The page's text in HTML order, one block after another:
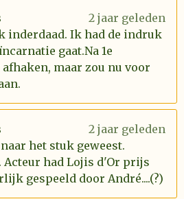
2 jaar geleden
inderdaad. Ik had de indruk
gaat.Na 1e
maar zou nu voor
2 jaar geleden
het stuk geweest.
Acteur had Lojis d'Or prijs
gespeeld door André....(?)